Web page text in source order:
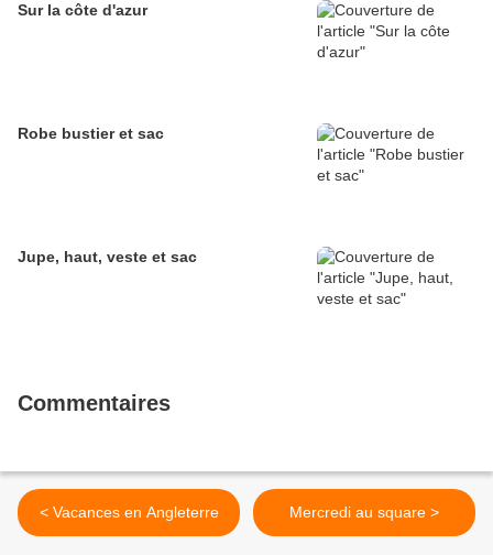
Sur la côte d'azur
Robe bustier et sac
Jupe, haut, veste et sac
Commentaires
< Vacances en Angleterre Mercredi au square >